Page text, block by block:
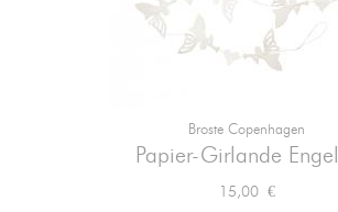
Broste Copenhagen
Papier-Girlande
Preis
15,00 €